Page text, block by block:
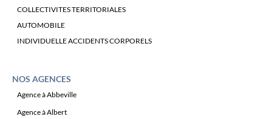
COLLECTIVITES TERRITORIALES
AUTOMOBILE
INDIVIDUELLE ACCIDENTS CORPORELS
NOS AGENCES
Agence à Abbeville
Agence à Albert